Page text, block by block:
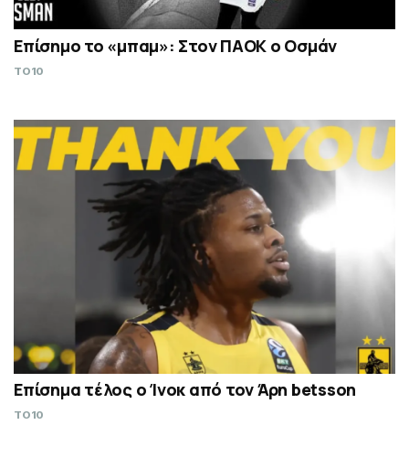
Επίσημο το «μπαμ»: Στον ΠΑΟΚ ο Οσμάν
TO10
Επίσημα τέλος ο Ίνοκ από τον Άρη betsson
TO10